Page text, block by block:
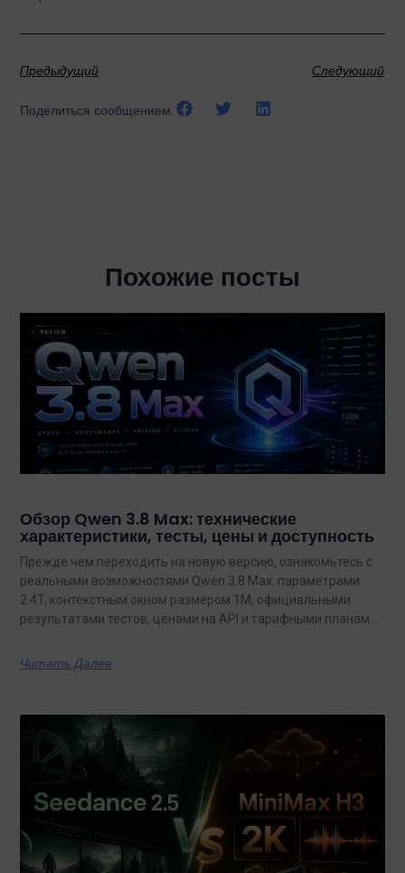
Предыдущий Следующий
Поделиться сообщением:
Похожие посты
Обзор Qwen 3.8 Max: технические
характеристики, тесты, цены и доступность
Прежде чем переходить на новую версию, ознакомьтесь с
реальными возможностями Qwen 3.8 Max: параметрами
2.4T, контекстным окном размером 1M, официальными
результатами тестов, ценами на API и тарифными планами
Читать Далее